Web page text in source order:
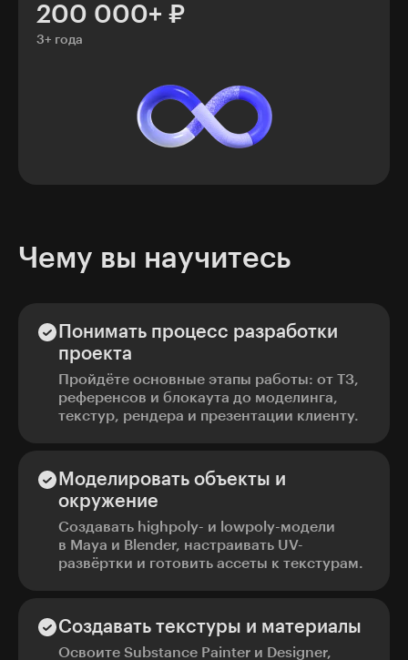
200 000+ ₽
3+ года
Чему вы научитесь
Понимать процесс разработки
проекта
Пройдёте основные этапы работы: от ТЗ,
референсов и блокаута до моделинга,
текстур, рендера и презентации клиенту.
Моделировать объекты и
окружение
Создавать highpoly- и lowpoly-модели
в Maya и Blender, настраивать UV-
развёртки и готовить ассеты к текстурам.
Создавать текстуры и материалы
Освоите Substance Painter и Designer,